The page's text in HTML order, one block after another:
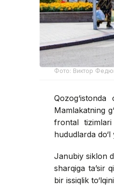
Фото: Виктор
Mamlakatning
frontal
hududlarda do‘l
Janubiy siklon
sharqiga ta’sir
bir issiqlik